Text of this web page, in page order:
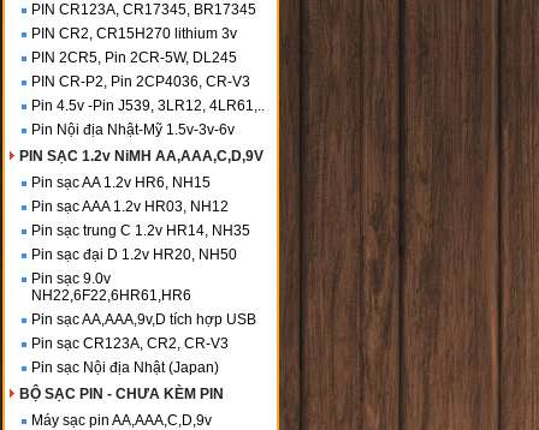
PIN CR123A, CR17345, BR17345
PIN CR2, CR15H270 lithium 3v
PIN 2CR5, Pin 2CR-5W, DL245
PIN CR-P2, Pin 2CP4036, CR-V3
Pin 4.5v -Pin J539, 3LR12, 4LR61,..
Pin Nội địa Nhật-Mỹ 1.5v-3v-6v
PIN SẠC 1.2v NiMH AA,AAA,C,D,9V
Pin sạc AA 1.2v HR6, NH15
Pin sạc AAA 1.2v HR03, NH12
Pin sạc trung C 1.2v HR14, NH35
Pin sạc đại D 1.2v HR20, NH50
Pin sạc 9.0v
NH22,6F22,6HR61,HR6
Pin sạc AA,AAA,9v,D tích hợp USB
Pin sạc CR123A, CR2, CR-V3
Pin sạc Nội địa Nhật (Japan)
BỘ SẠC PIN - CHƯA KÈM PIN
Máy sạc pin AA,AAA,C,D,9v